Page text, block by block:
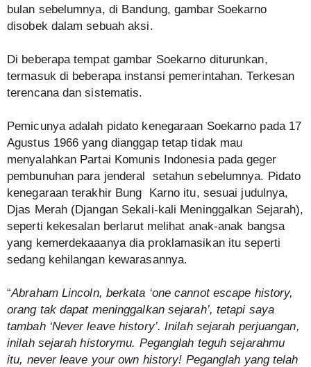
bulan sebelumnya, di Bandung, gambar Soekarno
disobek dalam sebuah aksi.
Di beberapa tempat gambar Soekarno diturunkan,
termasuk di beberapa instansi pemerintahan. Terkesan
terencana dan sistematis.
Pemicunya adalah pidato kenegaraan Soekarno pada 17
Agustus 1966 yang dianggap tetap tidak mau
menyalahkan Partai Komunis Indonesia pada geger
pembunuhan para jenderal setahun sebelumnya. Pidato
kenegaraan terakhir Bung Karno itu, sesuai judulnya,
Djas Merah (Djangan Sekali-kali Meninggalkan Sejarah),
seperti kekesalan berlarut melihat anak-anak bangsa
yang kemerdekaaanya dia proklamasikan itu seperti
sedang kehilangan kewarasannya.
“Abraham Lincoln, berkata ‘one cannot escape history,
orang tak dapat meninggalkan sejarah’, tetapi saya
tambah ‘Never leave history’. Inilah sejarah perjuangan,
inilah sejarah historymu. Peganglah teguh sejarahmu
itu, never leave your own history! Peganglah yang telah